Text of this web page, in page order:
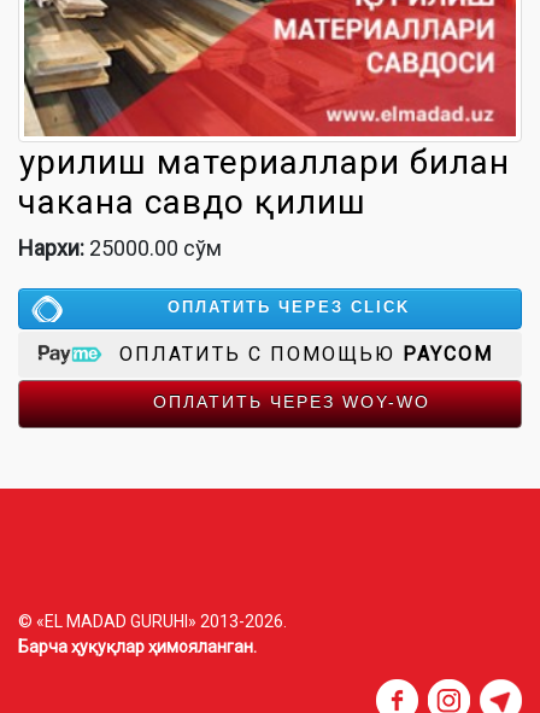
Қурилиш материаллари билан
чакана савдо қилиш
Нархи: 25000.00 сўм
ОПЛАТИТЬ ЧЕРЕЗ CLICK
ОПЛАТИТЬ С ПОМОЩЬЮ PAYCOM
ОПЛАТИТЬ ЧЕРЕЗ WOY-WO
© «EL MADAD GURUHI» 2013-2026.
Барча ҳуқуқлар ҳимояланган.